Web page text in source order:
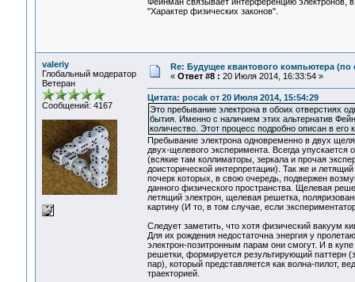
"Характер физических законов".
valeriy
Глобальный модератор
Ветеран
Сообщений: 4167
Re: Будущее квантового компьютера (по
« Ответ #8 : 20 Июля 2014, 16:33:54 »
Цитата: pocak от 20 Июля 2014, 15:54:29
Это пребывание электрона в обоих отверстиях
бытия. Именно с наличием этих альтернатив
количество. Этот процесс подробно описан в его
Пребывание электрона одновременно в двух
двух-щелевого эксперимента. Всегда
(всякие там коллиматоры, зеркала и прочая
доисторической интерпретации). Так же и
почерк которых, в свою очередь, подвержен
данного физического пространства. Щелевая
летящий электрон, щелевая решетка,
картину (И то, в том случае, если
Следует заметить, что хотя физический вакуум
Для их рождения недостаточна энергия у
электрон-позитронным парам они смогут. И в
решетки, формируется результирующий паттерн
пар), который представляется как волна-пилот,
траекторией.